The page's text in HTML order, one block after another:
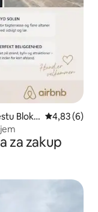
Blokh Povprečna
4,83 (6)
za zakup